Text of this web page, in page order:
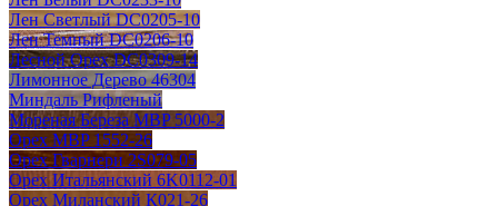
Лен Светлый DC0205-10
Лен Темный DC0206-10
Лесной Орех DC0309-14
Лимонное Дерево 46304
Миндаль Рифленый
Мореная Береза MBP 5000-2
Орех MBP 1552-26
Орех Гварнери 2S079-05
Орех Итальянский 6K0112-01
Орех Миланский К021-26